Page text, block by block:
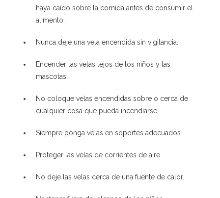
haya caído sobre la comida antes de consumir el
alimento.
Nunca deje una vela encendida sin vigilancia.
Encender las velas lejos de los niños y las
mascotas.
No coloque velas encendidas sobre o cerca de
cualquier cosa que pueda incendiarse.
Siempre ponga velas en soportes adecuados.
Proteger las velas de corrientes de aire.
No deje las velas cerca de una fuente de calor.